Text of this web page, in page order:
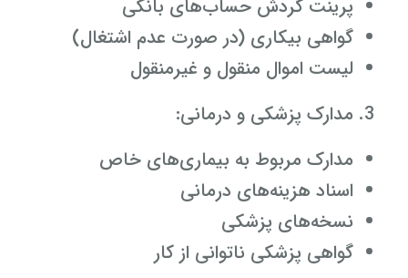
پرینت گردش حساب‌های بانکی
گواهی بیکاری (در صورت عدم اشتغال)
لیست اموال منقول و غیرمنقول
مدارک پزشکی و درمانی:
مدارک مربوط به بیماری‌های خاص
اسناد هزینه‌های درمانی
نسخه‌های پزشکی
گواهی پزشکی ناتوانی از کار